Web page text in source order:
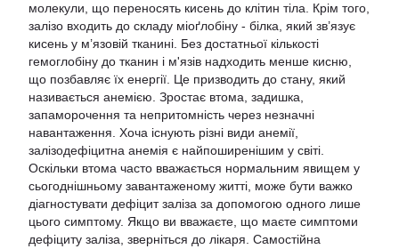
молекули, що переносять кисень до клітин тіла. Крім того,
залізо входить до складу міоґлобіну - білка, який зв’язує
кисень у м’язовій тканині. Без достатньої кількості
гемоглобіну до тканин і м'язів надходить менше кисню,
що позбавляє їх енергії. Це призводить до стану, який
називається анемією. Зростає втома, задишка,
запаморочення та непритомність через незначні
навантаження. Хоча існують різні види анемії,
залізодефіцитна анемія є найпоширенішим у світі.
Оскільки втома часто вважається нормальним явищем у
сьогоднішньому завантаженому житті, може бути важко
діагностувати дефіцит заліза за допомогою одного лише
цього симптому. Якщо ви вважаєте, що маєте симптоми
дефіциту заліза, зверніться до лікаря. Самостійна